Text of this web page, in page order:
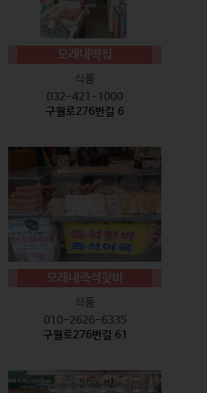
모래내떡집
식품
032-421-1000
구월로276번길 6
모래내즉석핫바
식품
010-2626-6335
구월로276번길 61